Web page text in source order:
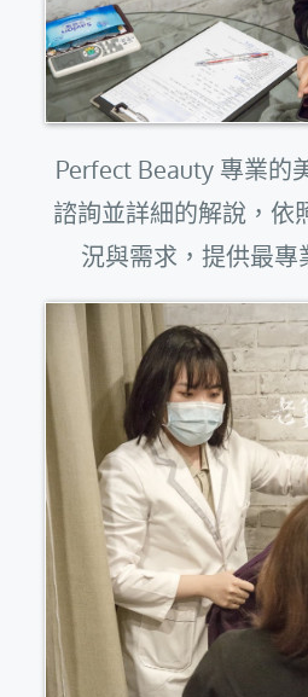
Perfect Beauty 專業的
諮詢並詳細的解說，依
況與需求，提供最